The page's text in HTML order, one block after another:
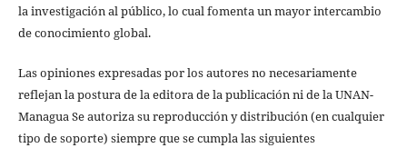
la investigación al público, lo cual fomenta un mayor intercambio
de conocimiento global.
Las opiniones expresadas por los autores no necesariamente
reflejan la postura de la editora de la publicación ni de la UNAN-
Managua Se autoriza su reproducción y distribución (en cualquier
tipo de soporte) siempre que se cumpla las siguientes